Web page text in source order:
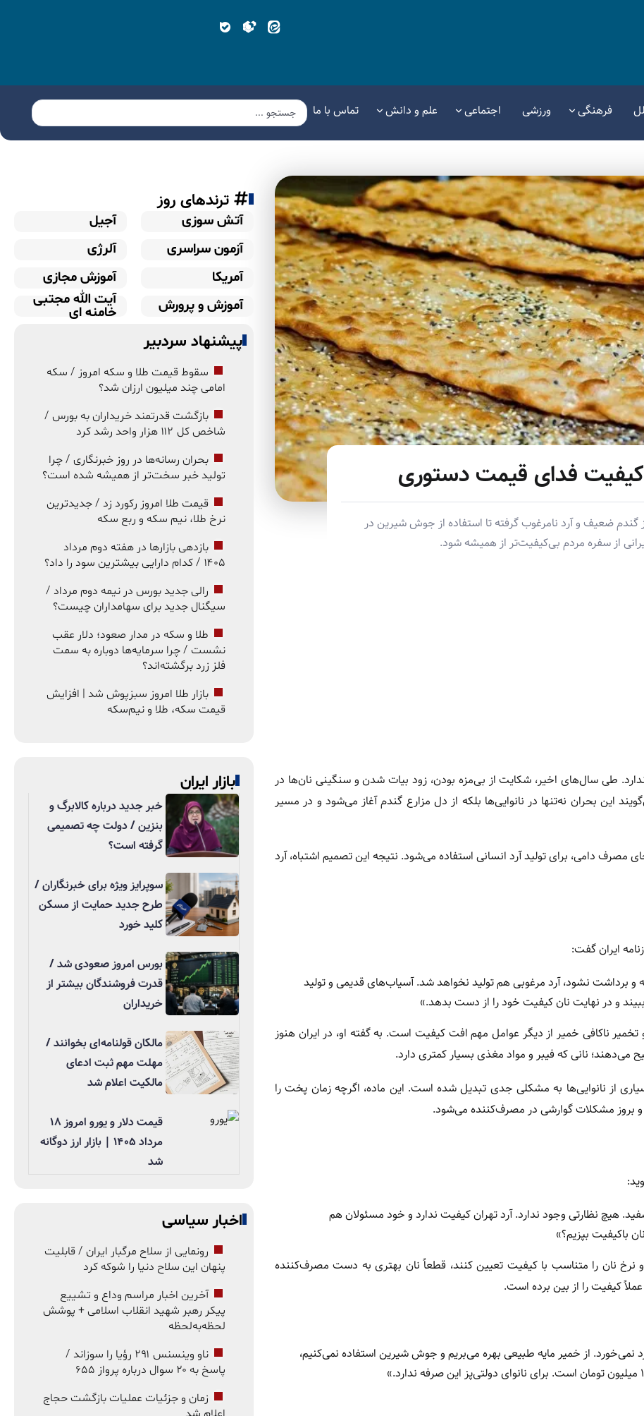
فرهنگی ورزشی اجتماعی علم و دانش تماس با ما
کیفیت فدای قیمت دستوری
ضعیف و آرد نامرغوب گرفته تا استفاده از جوش شیرین در
از سفره مردم بی‌کیفیت‌تر از همیشه شود.
طی سال‌های اخیر، شکایت از بی‌مزه بودن، زود بیات شدن و سنگینی نان‌ها در
این بحران نه‌تنها در نانوایی‌ها بلکه از دل مزارع گندم آغاز می‌شود و در مسیر
مصرف دامی، برای تولید آرد انسانی استفاده می‌شود. نتیجه این تصمیم اشتباه، آرد
ایران گفت:
برداشت نشود، آرد مرغوبی هم تولید نخواهد شد. آسیاب‌های قدیمی و تولید
و در نهایت نان کیفیت خود را از دست بدهد.»
ناکافی خمیر از دیگر عوامل مهم افت کیفیت است. به گفته او، در ایران هنوز
نانی که فیبر و مواد مغذی بسیار کمتری دارد.
از نانوایی‌ها به مشکلی جدی تبدیل شده است. این ماده، اگرچه زمان پخت را
مشکلات گوارشی در مصرف‌کننده می‌شود.
هیچ نظارتی وجود ندارد. آرد تهران کیفیت ندارد و خود مسئولان هم
باکیفیت بپزیم؟»
و نرخ نان را متناسب با کیفیت تعیین کنند، قطعاً نان بهتری به دست مصرف‌کننده
کیفیت را از بین برده است.
نمی‌خورد. از خمیر مایه طبیعی بهره می‌بریم و جوش شیرین استفاده نمی‌کنیم،
ترندهای روز
آتش سوزی
آجیل
آزمون سراسری
آلرژی
آمریکا
آموزش مجازی
آموزش و پرورش
آیت الله مجتبی
خامنه ای
پیشنهاد سردبیر
سقوط قیمت طلا و سکه امروز / سکه
امامی چند میلیون ارزان شد؟
بازگشت قدرتمند خریداران به بورس /
شاخص کل ۱۱۲ هزار واحد رشد کرد
بحران رسانه‌ها در روز خبرنگاری / چرا
تولید خبر سخت‌تر از همیشه شده است؟
قیمت طلا امروز رکورد زد / جدیدترین
نرخ طلا، نیم سکه و ربع سکه
بازدهی بازارها در هفته دوم مرداد
۱۴۰۵ / کدام دارایی بیشترین سود را داد؟
رالی جدید بورس در نیمه دوم مرداد /
سیگنال جدید برای سهامداران چیست؟
طلا و سکه در مدار صعود؛ دلار عقب
نشست / چرا سرمایه‌ها دوباره به سمت
فلز زرد برگشته‌اند؟
بازار طلا امروز سبزپوش شد | افزایش
قیمت سکه، طلا و نیم‌سکه
بازار ایران
خبر جدید درباره کالابرگ و
بنزین / دولت چه تصمیمی
گرفته است؟
سوپرایز ویژه برای خبرنگاران /
طرح جدید حمایت از مسکن
کلید خورد
بورس امروز صعودی شد /
قدرت فروشندگان بیشتر از
خریداران
مالکان قولنامه‌ای بخوانند /
مهلت مهم ثبت ادعای
مالکیت اعلام شد
قیمت دلار و یورو امروز ۱۸
مرداد ۱۴۰۵ | بازار ارز دوگانه
شد
اخبار سیاسی
رونمایی از سلاح مرگبار ایران / قابلیت
پنهان این سلاح دنیا را شوکه کرد
آخرین اخبار مراسم وداع و تشییع
پیکر رهبر شهید انقلاب اسلامی + پوشش
لحظه‌به‌لحظه
ناو وینسنس ۲۹۱ رؤیا را سوزاند /
پاسخ به ۲۰ سوال درباره پرواز ۶۵۵
زمان و جزئیات عملیات بازگشت حجاج